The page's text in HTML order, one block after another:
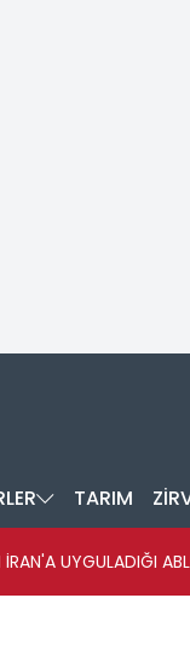
TARIM
UYGULADIĞI